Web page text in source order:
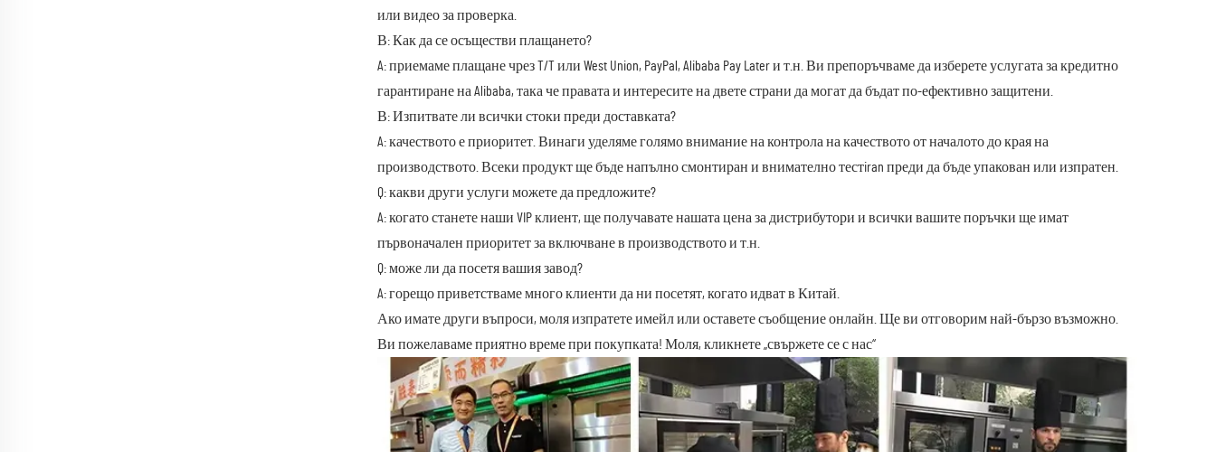
или видео за проверка.
В: Как да се осъществи плащането?
A: приемаме плащане чрез T/T или West Union, PayPal, Alibaba Pay Later и т.н. Ви препоръчваме да изберете услугата за кредитно
гарантиране на Alibaba, така че правата и интересите на двете страни да могат да бъдат по-ефективно защитени.
В: Изпитвате ли всички стоки преди доставката?
A: качеството е приоритет. Винаги уделяме голямо внимание на контрола на качеството от началото до края на
производството. Всеки продукт ще бъде напълно смонтиран и внимателно тестiran преди да бъде упакован или изпратен.
Q: какви други услуги можете да предложите?
A: когато станете наши VIP клиент, ще получавате нашата цена за дистрибутори и всички вашите поръчки ще имат
първоначален приоритет за включване в производството и т.н.
Q: може ли да посетя вашия завод?
A: горещо приветстваме много клиенти да ни посетят, когато идват в Китай.
Ако имате други въпроси, моля изпратете имейл или оставете съобщение онлайн. Ще ви отговорим най-бързо възможно.
Ви пожелаваме приятно време при покупката! Моля, кликнете „свържете се с нас“